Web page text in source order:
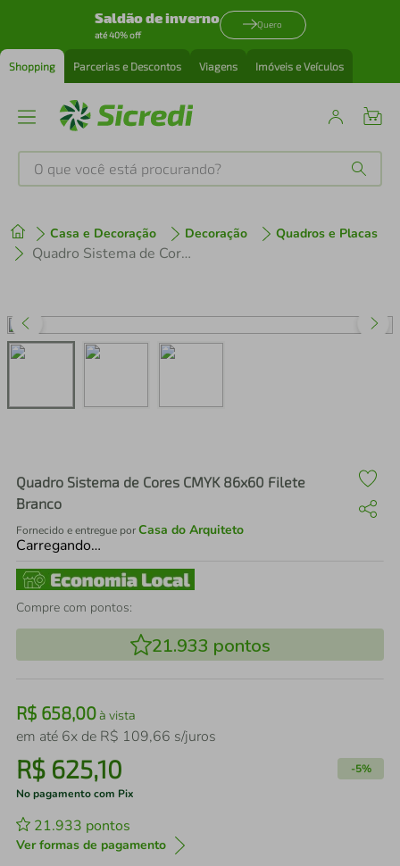
Saldão de inverno
até 40% off
Quero
Shopping Parcerias e Descontos Viagens Imóveis e Veículos
O que você está procurando?
Casa e Decoração Decoração Quadros e Placas
Quadro Sistema de Cores CMYK 86x60 Filete Branco
Quadro Sistema de Cores CMYK 86x60 Filete
Branco
Fornecido e entregue porCasa do Arquiteto
Carregando…
Compre com pontos:
21.933 pontos
R$ 658,00à vista
em até 6x de R$ 109,66 s/juros
R$ 625,10 -5%
No pagamento com Pix
21.933 pontos
Ver formas de pagamento
1º tenis
perfume